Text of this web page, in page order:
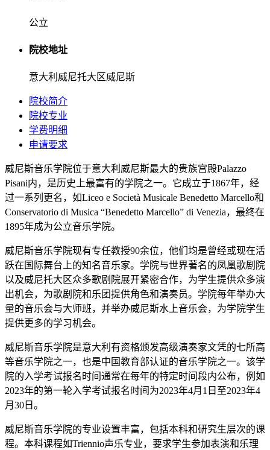
公立
院校地址
意大利威尼托大区威尼斯
院校简介
院校专业
学费明细
申请要求
威尼斯音乐学院位于意大利威尼斯最大的贵族宫殿Palazzo
Pisani内，是历史上最富有的学院之一。它成立于1867年，经
过一系列更名，如Liceo e Società Musicale Benedetto Marcello和
Conservatorio di Musica “Benedetto Marcello” di Venezia，最终在
1895年成为公立音乐学院。
威尼斯音乐学院现有专任教授90余位，他们均是曾经或现在活
跃在国际舞台上的知名音乐家。学院与世界著名的凤凰歌剧院
以及威尼托大区众多歌剧院展开紧密合作，为学生提供众多演
出机会，为歌剧院和乐团提供角色和演奏员。学院每年举办大
量的音乐会与大师班，并举办威尼斯水上音乐会，为学院学生
提供更多的学习机会。
威尼斯音乐学院是意大利有资格颁发高级演奏家文凭的七所高
等音乐学院之一，也是中国教育部认证的音乐学院之一。该学
院的入学考试报名时间通常在每年的特定时间段内公布，例如
2023年的第一轮入学考试报名时间为2023年4月1日至2023年4
月30日。
威尼斯音乐学院的专业设置丰富，包括本科和研究生层次的课
程。本科课程如Triennio声乐专业，要求学生参加表演和乐理